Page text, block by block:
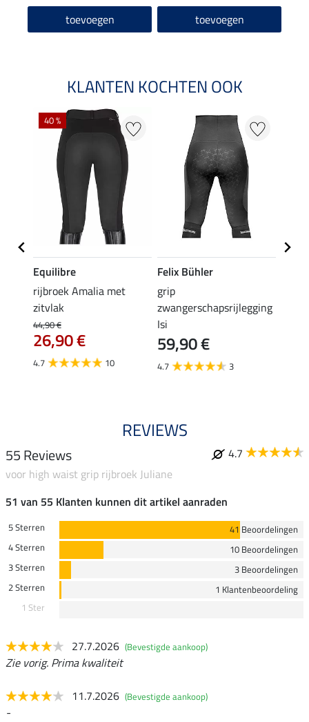
toevoegen toevoegen
KLANTEN KOCHTEN OOK
40 %
Equilibre
rijbroek Amalia met
zitvlak
44,90 €
26,90 €
4.7 10
Felix Bühler
grip
zwangerschapsrijlegging
Isi
59,90 €
4.7 3
REVIEWS
55 Reviews
4.7
voor high waist grip rijbroek Juliane
51 van 55 Klanten kunnen dit artikel aanraden
5 Sterren
41 Beoordelingen
4 Sterren
10 Beoordelingen
3 Sterren
3 Beoordelingen
2 Sterren
1 Klantenbeoordeling
1 Ster
27.7.2026 (Bevestigde aankoop)
Zie vorig. Prima kwaliteit
11.7.2026 (Bevestigde aankoop)
-